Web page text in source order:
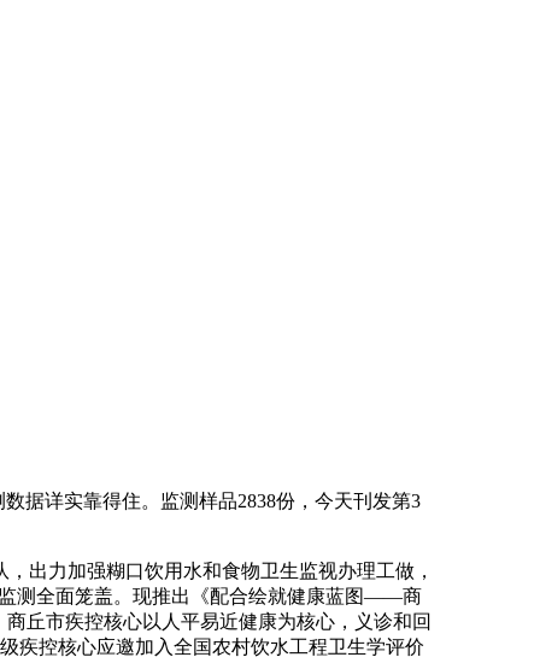
详实靠得住。监测样品2838份，今天刊发第3
力加强糊口饮用水和食物卫生监视办理工做，
监测全面笼盖。现推出《配合绘就健康蓝图——商
丘市疾控核心以人平易近健康为核心，义诊和回
疾控核心应邀加入全国农村饮水工程卫生学评价